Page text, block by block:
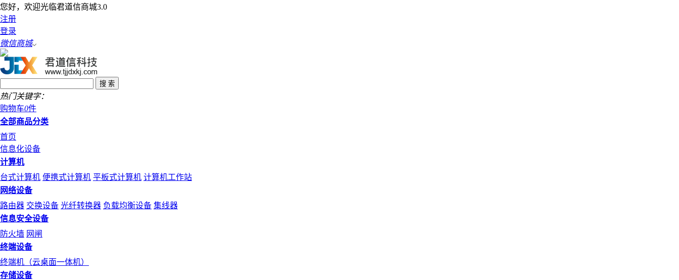
您好，欢迎光临君道信商城3.0
注册
登录
微信商城
热门关键字：
购物车0件
全部商品分类
首页
信息化设备
计算机
台式计算机 便携式计算机 平板式计算机 计算机工作站
网络设备
路由器 交换设备 光纤转换器 负载均衡设备 集线器
信息安全设备
防火墙 网闸
终端设备
终端机（云桌面一体机）
存储设备